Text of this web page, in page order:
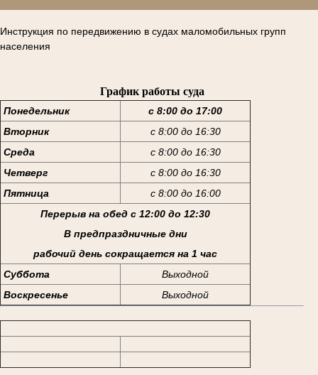
Инструкция по передвижению в судах маломобильных групп
населения
График работы суда
Понедельник
с 8:00 до 17:00
Вторник
с 8:00 до 16:30
Среда
с 8:00 до 16:30
Четверг
с 8:00 до 16:30
Пятница
с 8:00 до 16:00
Перерыв на обед с 12:00 до 12:30
В предпраздничные дни
рабочий день сокращается на 1 час
Суббота
Выходной
Воскресенье
Выходной